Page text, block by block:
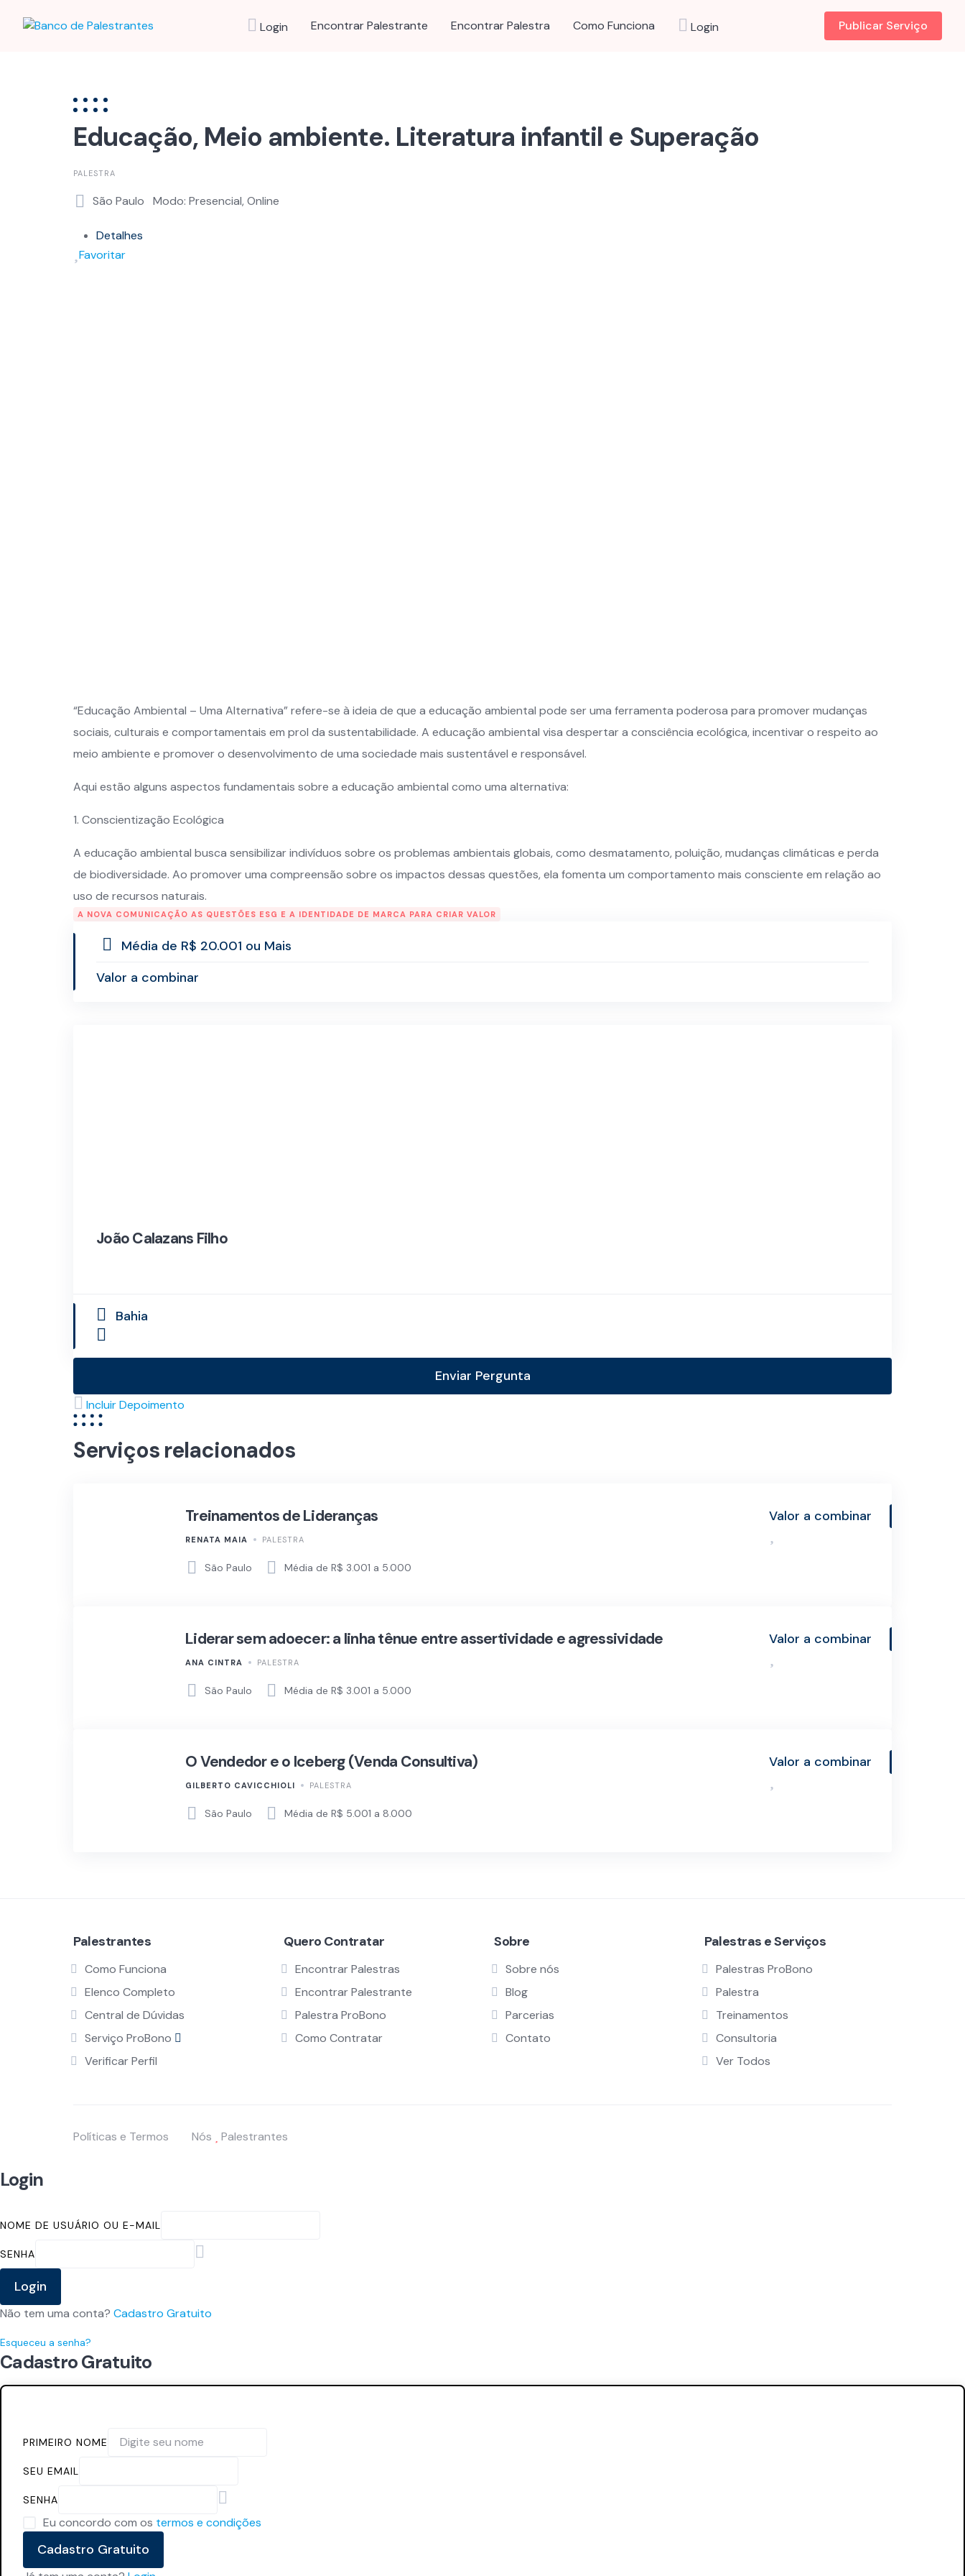
Login Encontrar Palestrante Encontrar Palestra Como Funciona Login Publicar Serviço
Educação, Meio ambiente. Literatura infantil e Superação
PALESTRA
São Paulo Modo: Presencial, Online
Detalhes
Favoritar
“Educação Ambiental – Uma Alternativa” refere-se à ideia de que a educação ambiental pode ser uma ferramenta poderosa para promover mudanças
sociais, culturais e comportamentais em prol da sustentabilidade. A educação ambiental visa despertar a consciência ecológica, incentivar o respeito ao
meio ambiente e promover o desenvolvimento de uma sociedade mais sustentável e responsável.
Aqui estão alguns aspectos fundamentais sobre a educação ambiental como uma alternativa:
1. Conscientização Ecológica
A educação ambiental busca sensibilizar indivíduos sobre os problemas ambientais globais, como desmatamento, poluição, mudanças climáticas e perda
de biodiversidade. Ao promover uma compreensão sobre os impactos dessas questões, ela fomenta um comportamento mais consciente em relação ao
uso de recursos naturais.
A NOVA COMUNICAÇÃO AS QUESTÕES ESG E A IDENTIDADE DE MARCA PARA CRIAR VALOR
Média de R$ 20.001 ou Mais
Valor a combinar
João Calazans Filho
Bahia
Enviar Pergunta
Incluir Depoimento
Serviços relacionados
Treinamentos de Lideranças
RENATA MAIA PALESTRA
São Paulo Média de R$ 3.001 a 5.000
Valor a combinar
Liderar sem adoecer: a linha tênue entre assertividade e agressividade
ANA CINTRA PALESTRA
São Paulo Média de R$ 3.001 a 5.000
Valor a combinar
O Vendedor e o Iceberg (Venda Consultiva)
GILBERTO CAVICCHIOLI PALESTRA
São Paulo Média de R$ 5.001 a 8.000
Valor a combinar
Palestrantes
Como Funciona
Elenco Completo
Central de Dúvidas
Serviço ProBono
Verificar Perfil
Quero Contratar
Encontrar Palestras
Encontrar Palestrante
Palestra ProBono
Como Contratar
Sobre
Sobre nós
Blog
Parcerias
Contato
Palestras e Serviços
Palestras ProBono
Palestra
Treinamentos
Consultoria
Ver Todos
Políticas e Termos Nós Palestrantes
Login
NOME DE USUÁRIO OU E-MAIL
SENHA
Login
Não tem uma conta? Cadastro Gratuito
Esqueceu a senha?
Cadastro Gratuito
PRIMEIRO NOME
SEU EMAIL
SENHA
Eu concordo com os termos e condições
Cadastro Gratuito